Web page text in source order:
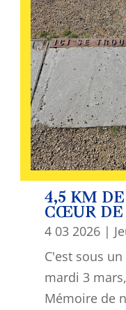
4,5 KM
CŒUR DE
4 03 2026|
C'est sous
mardi 3
Mémoire de